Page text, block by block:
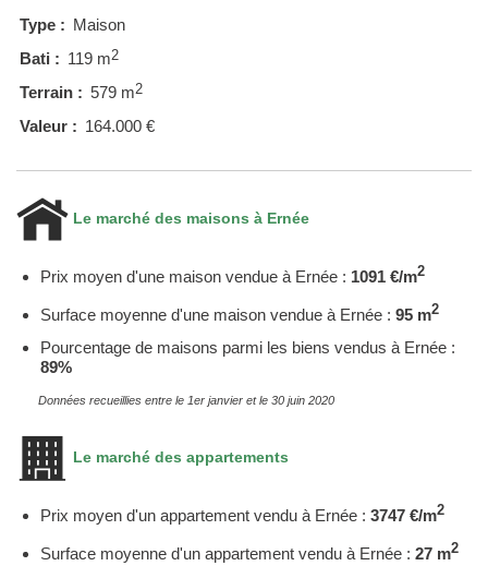
Type : Maison
Bati : 119 m2
Terrain : 579 m2
Valeur : 164.000 €
Le marché des maisons à Ernée
Prix moyen d'une maison vendue à Ernée : 1091 €/m2
Surface moyenne d'une maison vendue à Ernée : 95 m2
Pourcentage de maisons parmi les biens vendus à Ernée :
89%
Données recueillies entre le 1er janvier et le 30 juin 2020
Le marché des appartements
Prix moyen d'un appartement vendu à Ernée : 3747 €/m2
Surface moyenne d'un appartement vendu à Ernée : 27 m2